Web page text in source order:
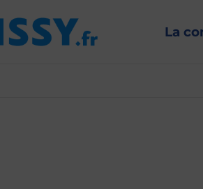
La